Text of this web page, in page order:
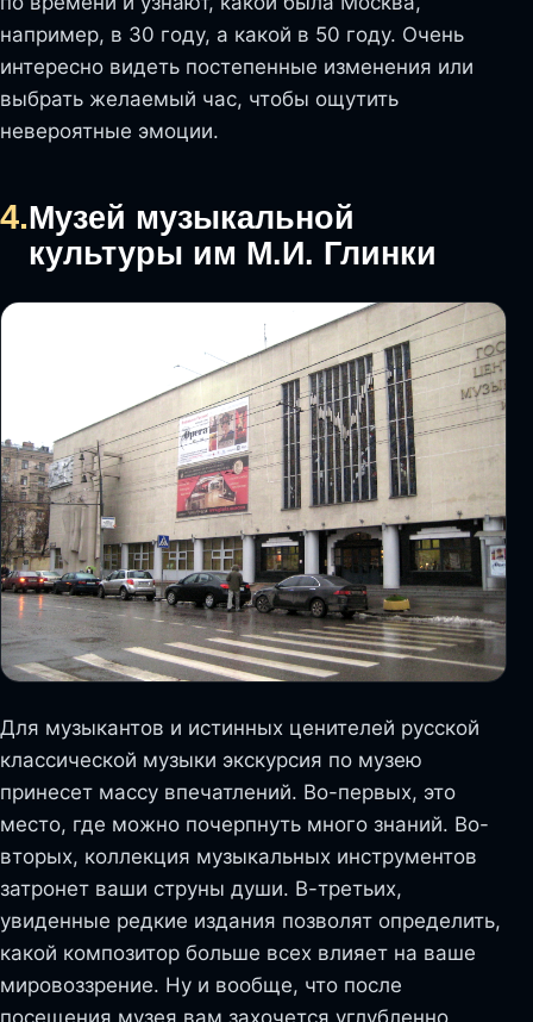
например, в 30 году, а какой в 50 году. Очень
интересно видеть постепенные изменения или
выбрать желаемый час, чтобы ощутить
невероятные эмоции.
4.Музей музыкальной
культуры им М.И. Глинки
Для музыкантов и истинных ценителей русской
классической музыки экскурсия по музею
принесет массу впечатлений. Во-первых, это
место, где можно почерпнуть много знаний. Во-
вторых, коллекция музыкальных инструментов
затронет ваши струны души. В-третьих,
увиденные редкие издания позволят определить,
какой композитор больше всех влияет на ваше
мировоззрение. Ну и вообще, что после
посещения музея вам захочется углубленно